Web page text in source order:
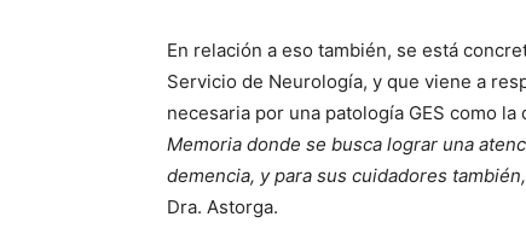
En relación a eso también, se está
Servicio de Neurología, y que viene a
necesaria por una patología GES como la
Memoria donde se busca lograr una
demencia, y para sus cuidadores
Dra. Astorga.